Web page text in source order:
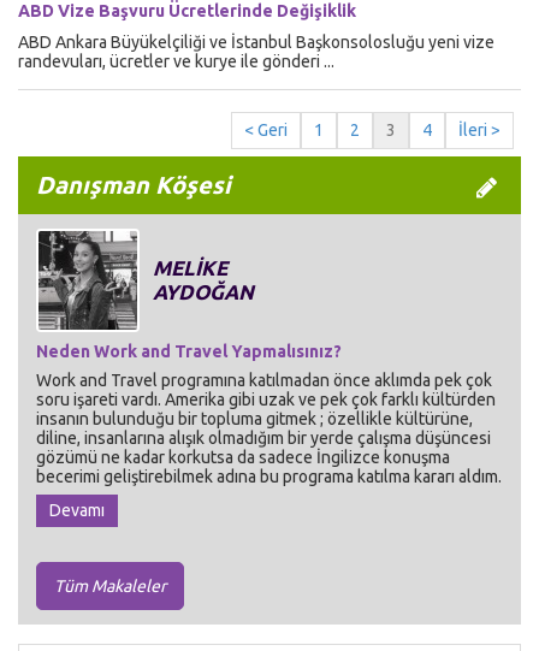
ABD Vize Başvuru Ücretlerinde Değişiklik
ABD Ankara Büyükelçiliği ve İstanbul Başkonsolosluğu yeni vize
randevuları, ücretler ve kurye ile gönderi ...
< Geri 1 2 3 4 İleri >
Danışman Köşesi
MELİKE
AYDOĞAN
Neden Work and Travel Yapmalısınız?
Work and Travel programına katılmadan önce aklımda pek çok
soru işareti vardı. Amerika gibi uzak ve pek çok farklı kültürden
insanın bulunduğu bir topluma gitmek ; özellikle kültürüne,
diline, insanlarına alışık olmadığım bir yerde çalışma düşüncesi
gözümü ne kadar korkutsa da sadece İngilizce konuşma
becerimi geliştirebilmek adına bu programa katılma kararı aldım.
Devamı
Tüm Makaleler